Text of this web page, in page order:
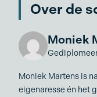
Over de
Moniek
Moniek Martens is
eigenaresse én het